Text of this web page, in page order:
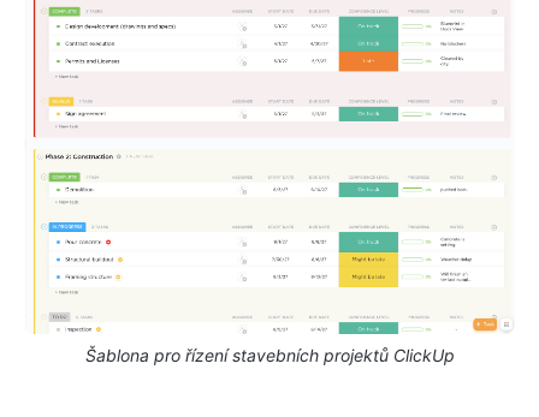
Šablona pro řízení stavebních projektů ClickUp